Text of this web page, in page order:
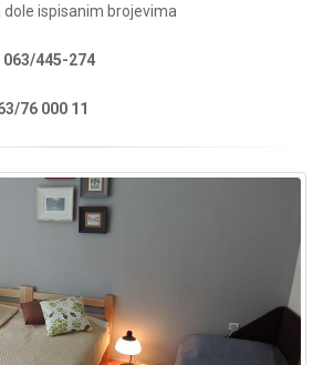
dole ispisanim brojevima
063/445-274
76 000 11